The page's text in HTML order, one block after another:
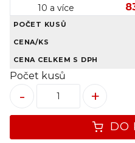
10 a více
POČET KUSŮ
CENA/KS
CENA CELKEM S DPH
Počet kusů
+
-
DO